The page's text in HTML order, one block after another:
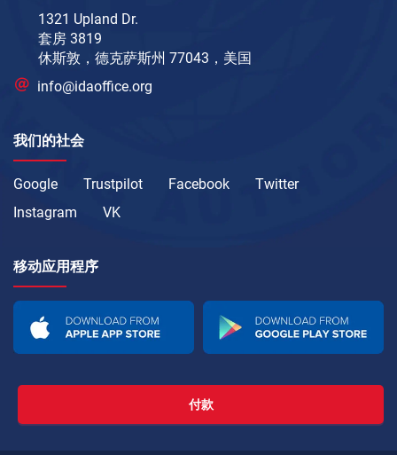
1321 Upland Dr.
套房 3819
休斯敦，德克萨斯州 77043，美国
info@idaoffice.org
我们的社会
Google Trustpilot Facebook
Twitter
Instagram
VK
移动应用程序
付款